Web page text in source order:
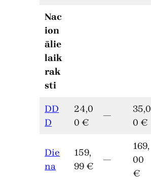
Nac
ion
ālie
laik
rak
sti
DD
D
24,0
0 €
—
35,0
0 €
Die
na
159,
99 €
—
169,
00
€